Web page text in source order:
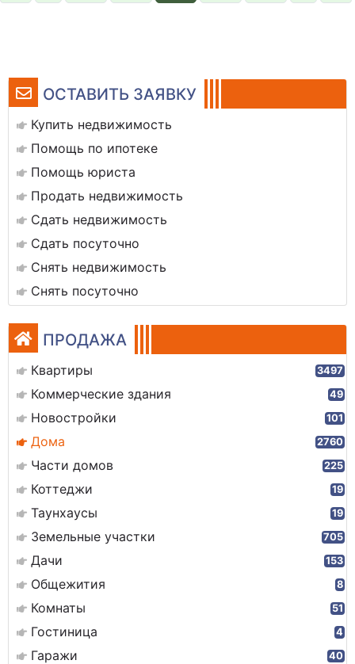
ОСТАВИТЬ ЗАЯВКУ
Купить недвижимость
Помощь по ипотеке
Помощь юриста
Продать недвижимость
Сдать недвижимость
Сдать посуточно
Снять недвижимость
Снять посуточно
ПРОДАЖА
Квартиры 3497
Коммерческие здания 49
Новостройки 101
Дома 2760
Части домов 225
Коттеджи 19
Таунхаусы 19
Земельные участки 705
Дачи 153
Общежития 8
Комнаты 51
Гостиница 4
Гаражи 40